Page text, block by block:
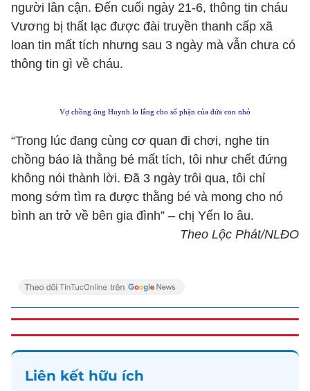
người lân cận. Đến cuối ngày 21-6, thông tin cháu
Vương bị thất lạc được đài truyền thanh cấp xã
loan tin mất tích nhưng sau 3 ngày mà vẫn chưa có
thông tin gì về cháu.
Vợ chồng ông Huynh lo lắng cho số phận của đứa con nhỏ
“Trong lúc đang cùng cơ quan đi chơi, nghe tin
chồng báo là thằng bé mất tích, tôi như chết đứng
không nói thành lời. Đã 3 ngày trôi qua, tôi chỉ
mong sớm tìm ra được thằng bé và mong cho nó
bình an trở về bên gia đình” – chị Yến lo âu.
Theo Lộc Phát/NLĐO
Liên kết hữu ích